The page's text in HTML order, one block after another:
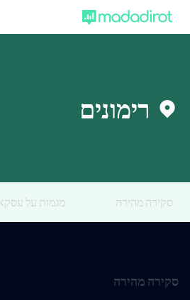
רימונים
סקירה מהירה מגמות על
סקירה מהירה